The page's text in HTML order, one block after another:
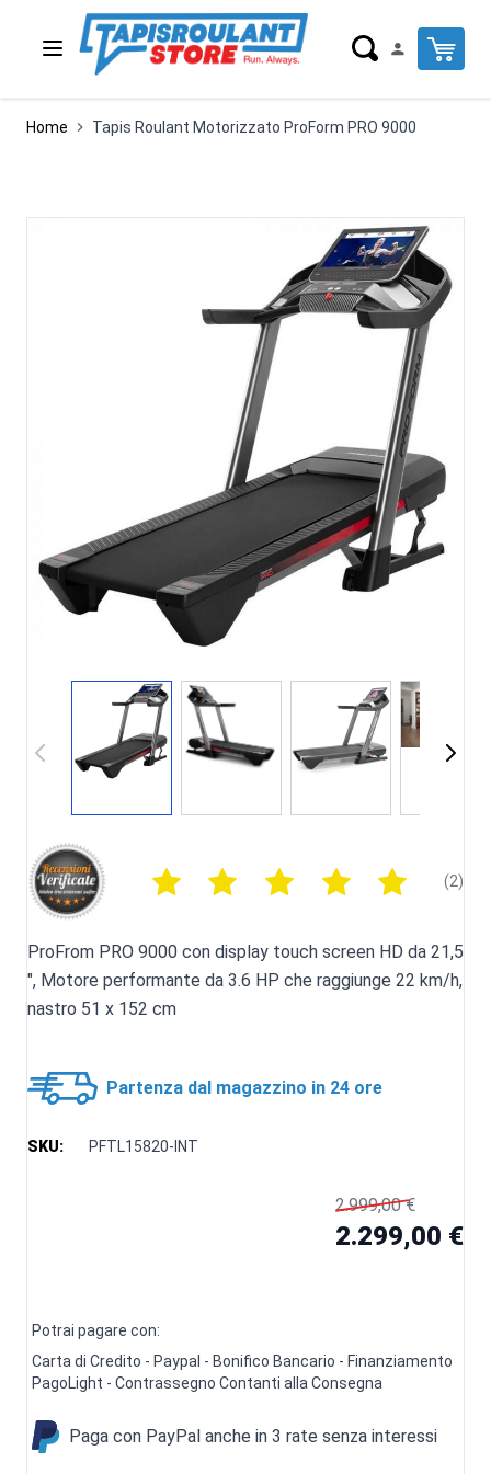
Salta al contenuto
Cart
Home Tapis Roulant Motorizzato ProForm PRO 9000
(2)
ProFrom PRO 9000 con display touch screen HD da 21,5
", Motore performante da 3.6 HP che raggiunge 22 km/h,
nastro 51 x 152 cm
Partenza dal magazzino in 24 ore
SKU: PFTL15820-INT
2.999,00 €
2.299,00 €
Potrai pagare con:
Carta di Credito - Paypal - Bonifico Bancario - Finanziamento
PagoLight - Contrassegno Contanti alla Consegna
Paga con PayPal anche in 3 rate senza interessi